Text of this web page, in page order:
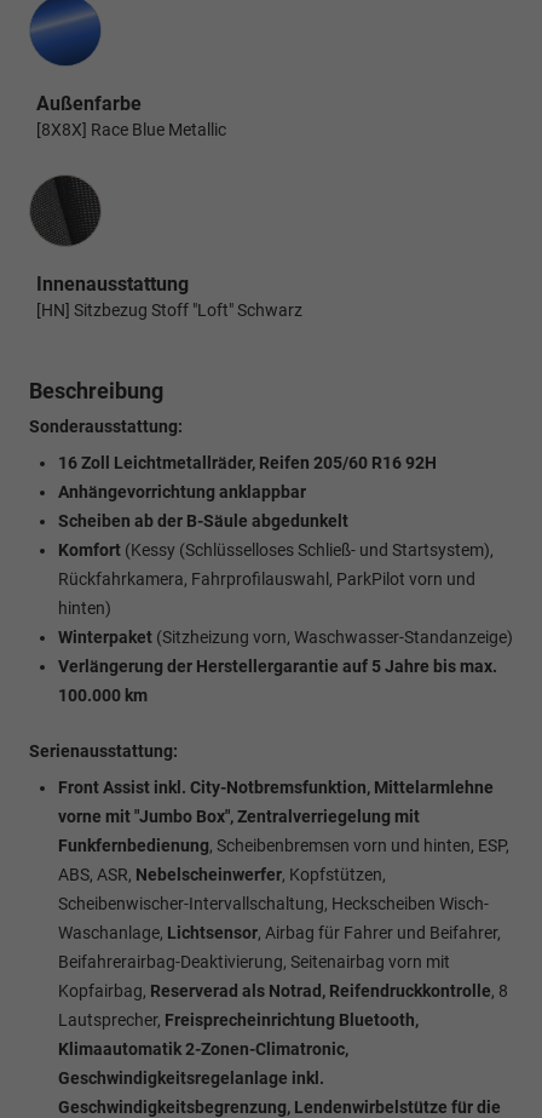
Außenfarbe
[8X8X] Race Blue Metallic
Innenausstattung
Innenausstattung
[HN] Sitzbezug Stoff "Loft" Schwarz
Beschreibung
Sonderausstattung:
16 Zoll Leichtmetallräder, Reifen 205/60 R16 92H
Anhängevorrichtung anklappbar
Scheiben ab der B-Säule abgedunkelt
Komfort (Kessy (Schlüsselloses Schließ- und Startsystem),
Rückfahrkamera, Fahrprofilauswahl, ParkPilot vorn und
hinten)
Winterpaket (Sitzheizung vorn, Waschwasser-Standanzeige)
Verlängerung der Herstellergarantie auf 5 Jahre bis max.
100.000 km
Serienausstattung:
Front Assist inkl. City-Notbremsfunktion, Mittelarmlehne
vorne mit "Jumbo Box", Zentralverriegelung mit
Funkfernbedienung, Scheibenbremsen vorn und hinten, ESP,
ABS, ASR, Nebelscheinwerfer, Kopfstützen,
Scheibenwischer-Intervallschaltung, Heckscheiben Wisch-
Waschanlage, Lichtsensor, Airbag für Fahrer und Beifahrer,
Beifahrerairbag-Deaktivierung, Seitenairbag vorn mit
Kopfairbag, Reserverad als Notrad, Reifendruckkontrolle, 8
Lautsprecher, Freisprecheinrichtung Bluetooth,
Klimaautomatik 2-Zonen-Climatronic,
Geschwindigkeitsregelanlage inkl.
Geschwindigkeitsbegrenzung, Lendenwirbelstütze für die